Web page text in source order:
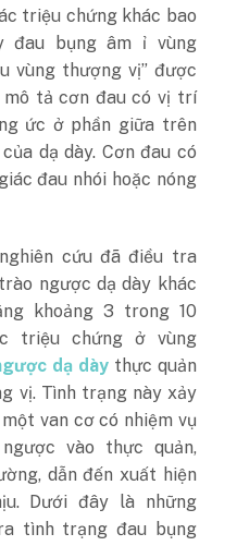
triệu chứng khác bao
đau bụng âm ỉ vùng
vùng thượng vị” được
mô tả cơn đau có vị trí
ức ở phần giữa trên
dạ dày. Cơn đau có
đau nhói hoặc nóng
cứu đã điều tra
ngược dạ dày khác
khoảng 3 trong 10
triệu chứng ở vùng
dạ dày thực quản
vị. Tình trạng này xảy
van cơ có nhiệm vụ
vào thực quản,
dẫn đến xuất hiện
Dưới đây là những
tình trạng đau bụng